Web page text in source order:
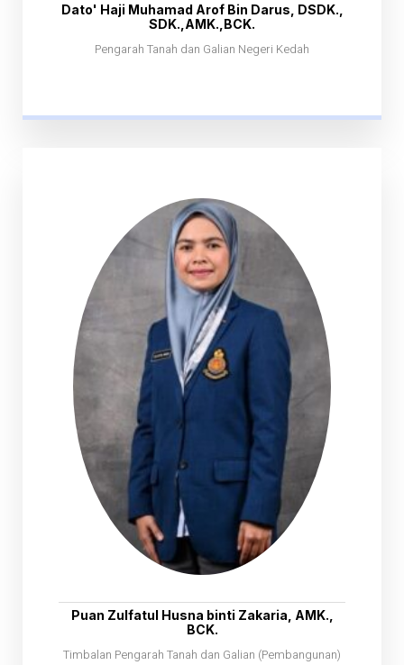
Dato' Haji Muhamad Arof Bin Darus, DSDK.,
SDK.,AMK.,BCK.
Pengarah Tanah dan Galian Negeri Kedah
Puan Zulfatul Husna binti Zakaria, AMK.,
BCK.
Timbalan Pengarah Tanah dan Galian (Pembangunan)